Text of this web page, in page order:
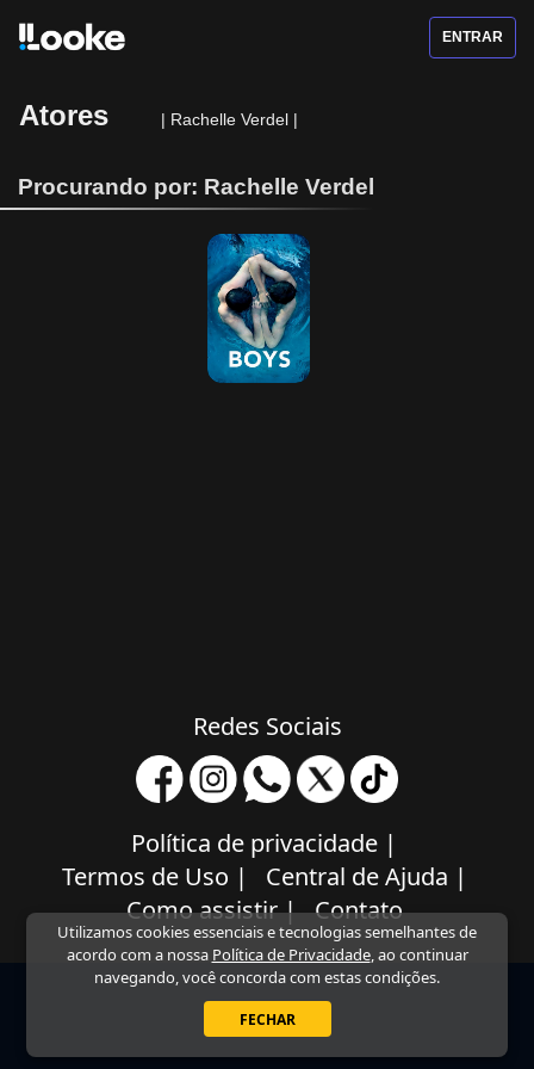
Utilizamos cookies essenciais e tecnologias semelhantes de
acordo com a nossa Política de Privacidade, ao continuar
navegando, você concorda com estas condições.
FECHAR
ENTRAR
Atores | Rachelle Verdel |
Procurando por: Rachelle Verdel
Boys
Redes Sociais
Política de privacidade |
Termos de Uso | Central de Ajuda |
Como assistir| Contato